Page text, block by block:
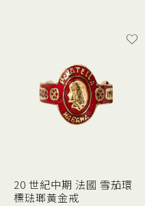
20 世紀中期 法國 雪茄環
標琺瑯黃金戒